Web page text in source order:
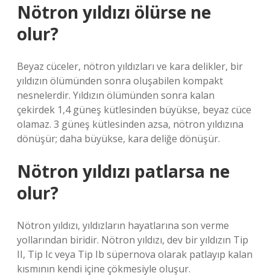
Nötron yıldızı ölürse ne
olur?
Beyaz cüceler, nötron yıldızları ve kara delikler, bir
yıldızın ölümünden sonra oluşabilen kompakt
nesnelerdir. Yıldızın ölümünden sonra kalan
çekirdek 1,4 güneş kütlesinden büyükse, beyaz cüce
olamaz. 3 güneş kütlesinden azsa, nötron yıldızına
dönüşür; daha büyükse, kara deliğe dönüşür.
Nötron yıldızı patlarsa ne
olur?
Nötron yıldızı, yıldızların hayatlarına son verme
yollarından biridir. Nötron yıldızı, dev bir yıldızın Tip
II, Tip Ic veya Tip Ib süpernova olarak patlayıp kalan
kısmının kendi içine çökmesiyle oluşur.